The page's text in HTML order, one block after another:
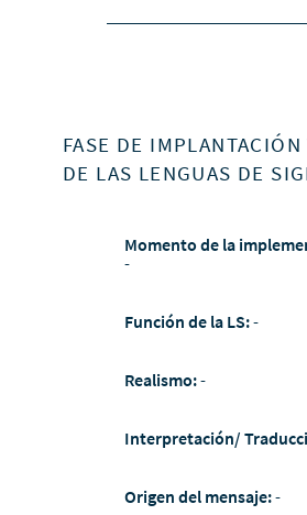
FASE DE
DE LAS LENGUAS DE
Momento de la
-
Función de la LS:-
Realismo:-
Interpretación/
Origen del mensaje:-